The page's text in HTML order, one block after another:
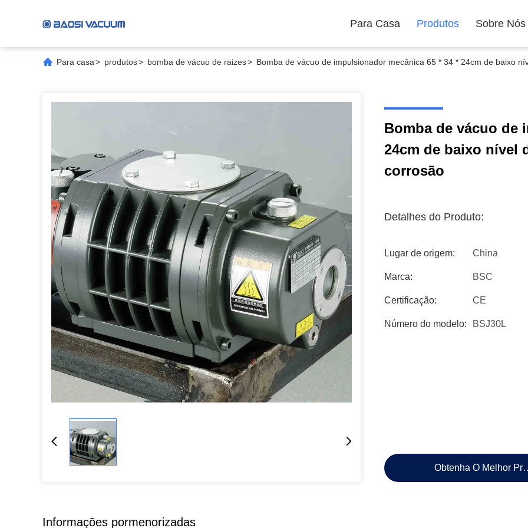
Para Casa Produtos Sobre Nós
Para casa> produtos> bomba de vácuo de raizes> Bomba de vácuo de impulsionador mecânica 65 * 34 * 24cm de baixo
Bomba de vácuo de
24cm de baixo nível
corrosão
Detalhes do Produto:
Lugar de origem: China
Marca: BSC
Certificação: CE
Número do modelo: BSJ30L
Obtenha O Melhor
Informações pormenorizadas